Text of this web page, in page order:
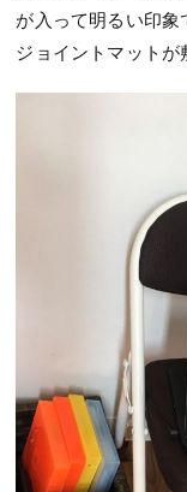
が入って明るい印象
ジョイントマットが